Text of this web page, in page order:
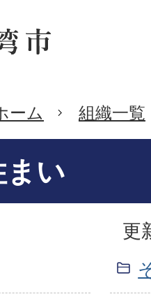
ーム 組織一覧
まい
更